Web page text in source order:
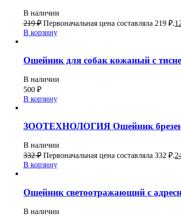
В наличии
219₽ Первоначальная цена составляла 219 ₽.
В корзину
Ошейник для собак кожаный с
В наличии
500 ₽
В корзину
ЗООТЕХНОЛОГИЯ Ошейник
В наличии
332₽ Первоначальная цена составляла 332 ₽.
В корзину
Ошейник светоотражающий с
В наличии